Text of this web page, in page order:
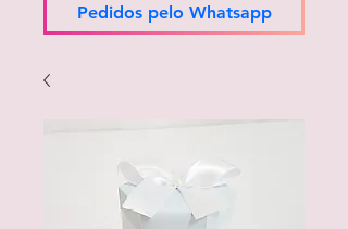
Pedidos pelo Whatsapp